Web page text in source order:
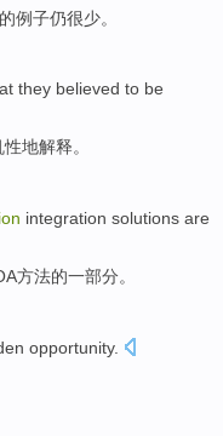
的例子仍很少。
they believed to be
性地解释。
integration solutions are
方法的一部分。
opportunity.